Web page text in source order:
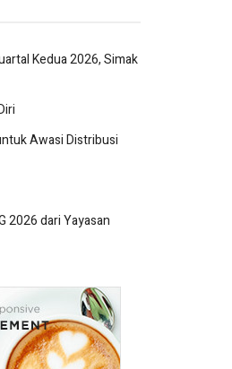
Kedua 2026, Simak
Awasi Distribusi
2026 dari Yayasan